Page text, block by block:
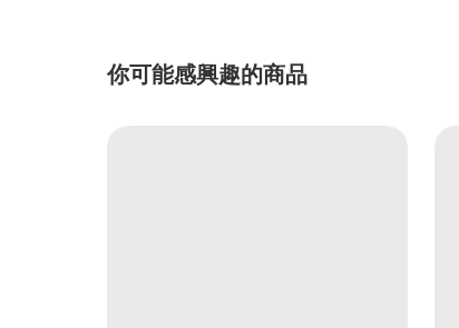
你可能感興趣的商品